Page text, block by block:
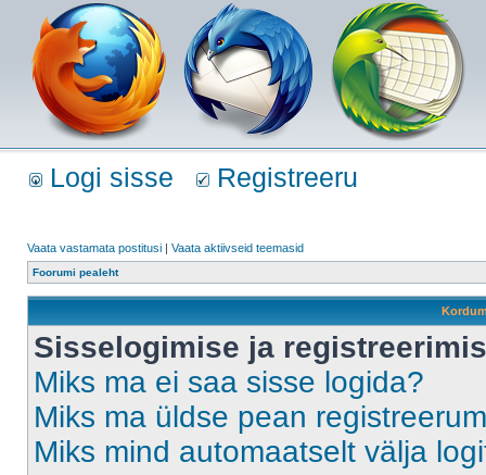
Logi sisse Registreeru
Vaata vastamata postitusi | Vaata aktiivseid teemasid
Foorumi pealeht
Sisselogimise ja
Miks ma ei saa sisse logida?
Miks ma üldse pean
Miks mind automaatselt välja